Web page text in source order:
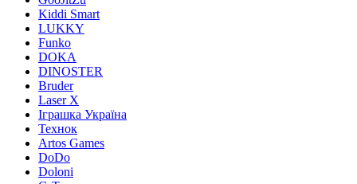
Kiddi Smart
LUKKY
Funko
DOKA
DINOSTER
Bruder
Laser X
Іграшка Україна
Технок
Artos Games
DoDo
Doloni